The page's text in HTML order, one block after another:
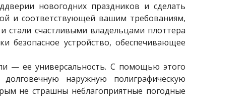
новогодних праздников и сделать
и соответствующей вашим требованиям,
счастливыми владельцами плоттера
безопасное устройство, обеспечивающее
— ее универсальность. С помощью этого
наружную полиграфическую
не страшны неблагоприятные погодные